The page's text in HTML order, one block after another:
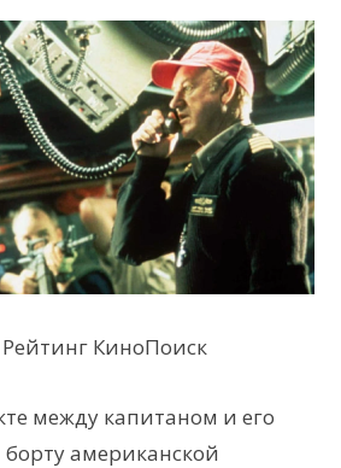
КиноПоиск
между капитаном и его
американской